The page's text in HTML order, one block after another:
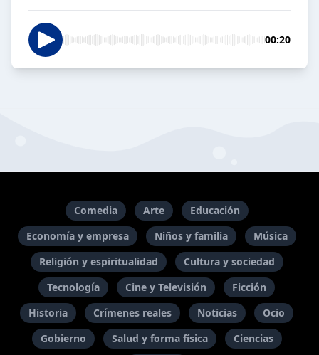
00:20
Comedia Arte
Educación
Economía y empresa
Niños y familia
Música
Religión y espiritualidad
Cultura y sociedad
Tecnología
Cine y Televisión
Ficción
Historia
Crímenes reales Noticias
Ocio
Gobierno
Salud y forma física Ciencias